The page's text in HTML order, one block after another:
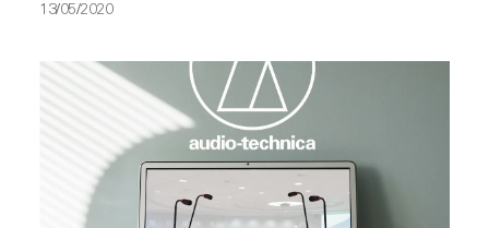
13/05/2020